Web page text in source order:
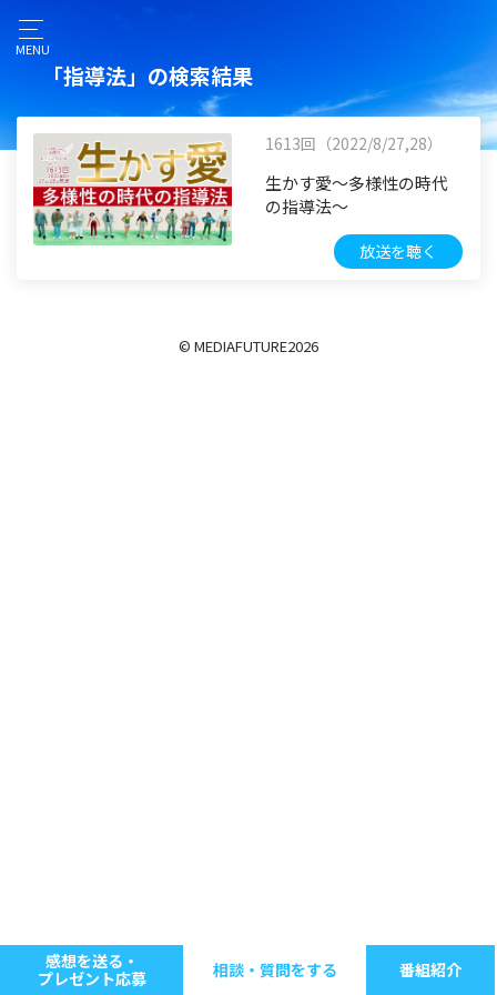
MENU
「指導法」の検索結果
1613回（2022/8/27,28）
生かす愛～多様性の時代
の指導法～
放送を聴く
© MEDIAFUTURE2026
感想を送る・
プレゼント応募
相談・質問をする 番組紹介